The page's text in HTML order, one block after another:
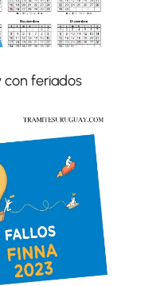
con feriados